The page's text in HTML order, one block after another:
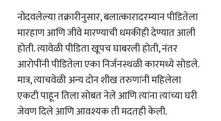
नोंदवलेल्या तक्रारीनुसार, बलात्कारादरम्यान पीडितेला
मारहाण आणि जीवे मारण्याची धमकीही देण्यात आली
होती. त्यावेळी पीडिता खूपच घाबरली होती, नंतर
आरोपींनी पीडितेला एका निर्जनस्थळी कारमध्ये सोडले.
मात्र, त्याचवेळी अन्य दोन शीख तरुणांनी महिलेला
एकटी पाहून तिला सोबत नेले आणि त्यांना त्यांच्या घरी
जेवण दिले आणि आवश्यक ती मदतही केली.